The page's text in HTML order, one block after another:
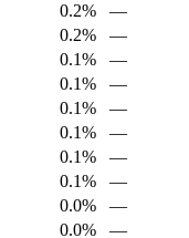
0.2%
—
0.2%
—
0.1%
—
0.1%
—
0.1%
—
0.1%
—
0.1%
—
0.1%
—
0.0%
—
0.0% —